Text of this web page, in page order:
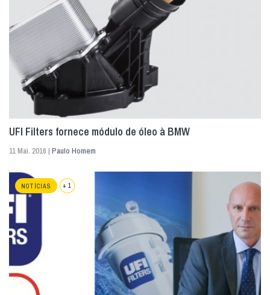
UFI Filters fornece módulo de óleo à BMW
11 Mai. 2016 | Paulo Homem
NOTÍCIAS + 1